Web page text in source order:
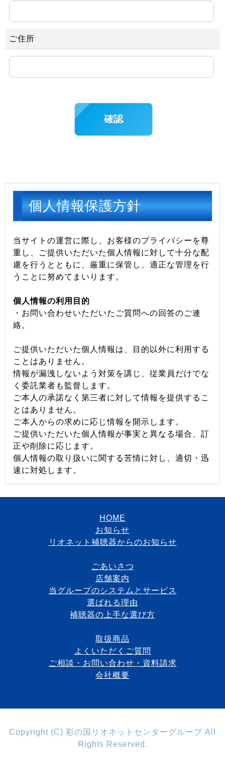
ご住所
個人情報保護方針
当サイトの運営に際し、お客様のプライバシーを尊
重し、ご提供いただいた個人情報に対して十分な配
慮を行うとともに、厳重に保管し、適正な管理を行
うことに努めてまいります。
個人情報の利用目的
・お問い合わせいただいたご質問への回答のご連
絡。
ご提供いただいた個人情報は、目的以外に利用する
ことはありません。
情報が漏洩しないよう対策を講じ、従業員だけでな
く委託業者も監督します。
ご本人の承諾なく第三者に対して情報を提供するこ
とはありません。
ご本人からの求めに応じ情報を開示します。
ご提供いただいた個人情報が事実と異なる場合、訂
正や削除に応じます。
個人情報の取り扱いに関する苦情に対し、適切・迅
速に対処します。
HOME
お知らせ
リオネット補聴器からのお知らせ
ごあいさつ
店舗案内
当グループのシステムとサービス
選ばれる理由
補聴器の上手な選び方
取扱商品
よくいただくご質問
ご相談・お問い合わせ・資料請求
会社概要
Copyright (C) 彩の国リオネットセンターグループ All
Rights Reserved.